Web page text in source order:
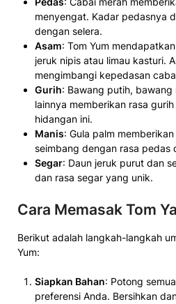
menyengat. Kadar pedasnya
dengan selera.
Asam: Tom Yum
jeruk nipis atau limau kasturi.
mengimbangi kepedasan
Gurih: Bawang putih,
lainnya memberikan rasa
hidangan ini.
Manis: Gula palm
seimbang dengan rasa pedas
Segar: Daun jeruk purut dan
dan rasa segar yang unik.
Cara Memasak Tom
Berikut adalah langkah-langkah
Yum:
Siapkan Bahan: Potong
preferensi Anda. Bersihkan